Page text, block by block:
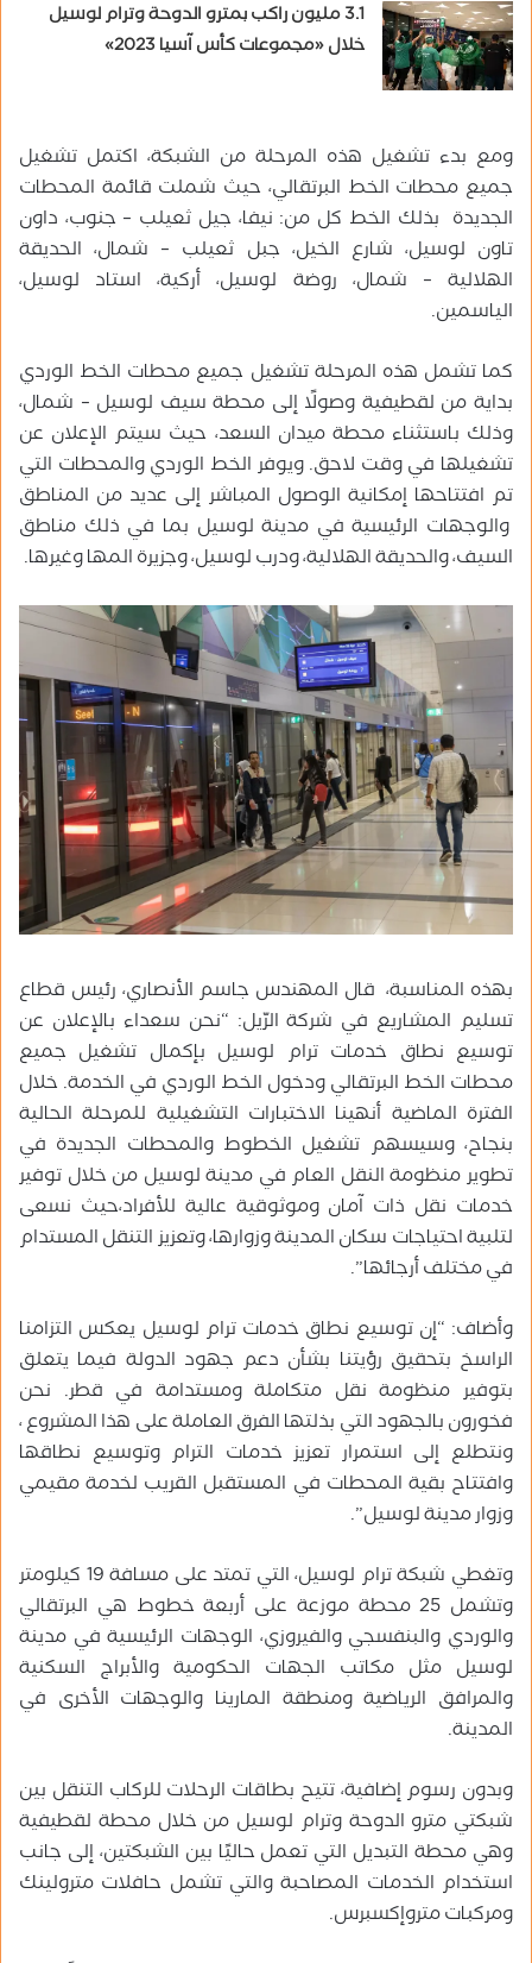
3.1 مليون راكب بمترو الدوحة وترام لوسيل
خلال «مجموعات كأس آسيا 2023»
ومع بدء تشغيل هذه المرحلة من الشبكة، اكتمل تشغيل
جميع محطات الخط البرتقالي، حيث شملت قائمة المحطات
الجديدة بذلك الخط كل من: نيفا، جيل ثعيلب – جنوب، داون
تاون لوسيل، شارع الخيل، جبل ثعيلب – شمال، الحديقة
الهلالية – شمال، روضة لوسيل، أركية، استاد لوسيل،
الياسمين.
كما تشمل هذه المرحلة تشغيل جميع محطات الخط الوردي
بداية من لقطيفية وصولًا إلى محطة سيف لوسيل – شمال،
وذلك باستثناء محطة ميدان السعد، حيث سيتم الإعلان عن
تشغيلها في وقت لاحق. ويوفر الخط الوردي والمحطات التي
تم افتتاحها إمكانية الوصول المباشر إلى عديد من المناطق
والوجهات الرئيسية في مدينة لوسيل بما في ذلك مناطق
السيف، والحديقة الهلالية، ودرب لوسيل، وجزيرة المها وغيرها.
بهذه المناسبة، قال المهندس جاسم الأنصاري، رئيس قطاع
تسليم المشاريع في شركة الرّيل: “نحن سعداء بالإعلان عن
توسيع نطاق خدمات ترام لوسيل بإكمال تشغيل جميع
محطات الخط البرتقالي ودخول الخط الوردي في الخدمة. خلال
الفترة الماضية أنهينا الاختبارات التشغيلية للمرحلة الحالية
بنجاح، وسيسهم تشغيل الخطوط والمحطات الجديدة في
تطوير منظومة النقل العام في مدينة لوسيل من خلال توفير
خدمات نقل ذات آمان وموثوقية عالية للأفراد،حيث نسعى
لتلبية احتياجات سكان المدينة وزوارها، وتعزيز التنقل المستدام
في مختلف أرجائها”.
وأضاف: “إن توسيع نطاق خدمات ترام لوسيل يعكس التزامنا
الراسخ بتحقيق رؤيتنا بشأن دعم جهود الدولة فيما يتعلق
بتوفير منظومة نقل متكاملة ومستدامة في قطر. نحن
فخورون بالجهود التي بذلتها الفرق العاملة على هذا المشروع ،
ونتطلع إلى استمرار تعزيز خدمات الترام وتوسيع نطاقها
وافتتاح بقية المحطات في المستقبل القريب لخدمة مقيمي
وزوار مدينة لوسيل”.
وتغطي شبكة ترام لوسيل، التي تمتد على مسافة 19 كيلومتر
وتشمل 25 محطة موزعة على أربعة خطوط هي البرتقالي
والوردي والبنفسجي والفيروزي، الوجهات الرئيسية في مدينة
لوسيل مثل مكاتب الجهات الحكومية والأبراج السكنية
والمرافق الرياضية ومنطقة المارينا والوجهات الأخرى في
المدينة.
وبدون رسوم إضافية، تتيح بطاقات الرحلات للركاب التنقل بين
شبكتي مترو الدوحة وترام لوسيل من خلال محطة لقطيفية
وهي محطة التبديل التي تعمل حاليًا بين الشبكتين، إلى جانب
استخدام الخدمات المصاحبة والتي تشمل حافلات مترولينك
ومركبات متروإكسبرس.